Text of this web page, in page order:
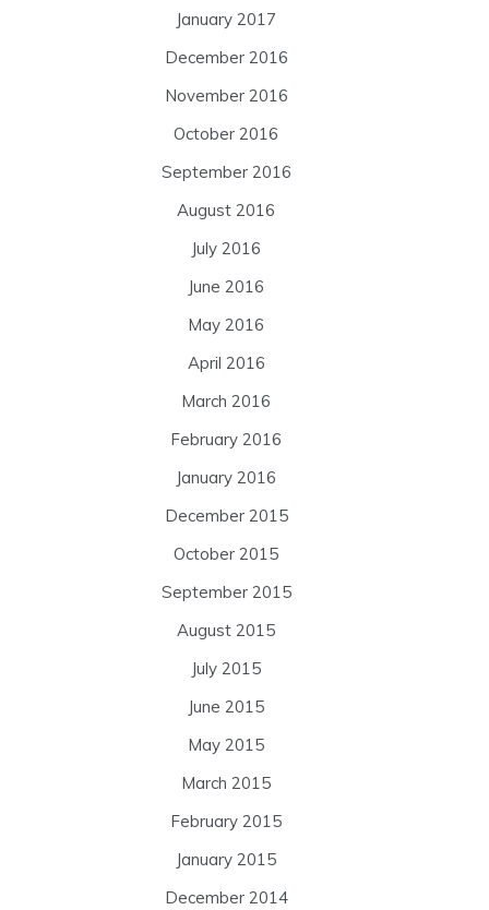
January 2017
December 2016
November 2016
October 2016
September 2016
August 2016
July 2016
June 2016
May 2016
April 2016
March 2016
February 2016
January 2016
December 2015
October 2015
September 2015
August 2015
July 2015
June 2015
May 2015
March 2015
February 2015
January 2015
December 2014